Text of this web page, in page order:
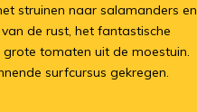
struinen naar salamanders en
de rust, het fantastische
grote tomaten uit de moestuin.
surfcursus gekregen.